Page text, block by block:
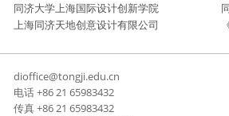
同济大学上海国际设计创新学院
上海同济天地创意设计有限公司
dioffice@tongji.edu.cn
电话 +86 21 65983432
传真 +86 21 65983432